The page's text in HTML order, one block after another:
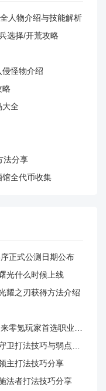
作、灵敏的反应以
续技并最终战胜对
，有刚正爽直的鬼
近身格斗见长的格
欢的装扮，还可以
以把喜欢的任何武
人物介绍与技能解析
选择/开荒攻略
侵怪物介绍
略
大全
法分享
全代币收集
正式公测日期公布
光什么时候上线
耀之刃获得方法介绍
氪玩家首选职业指南
打法技巧与弱点解析
主打法技巧分享
法者打法技巧分享